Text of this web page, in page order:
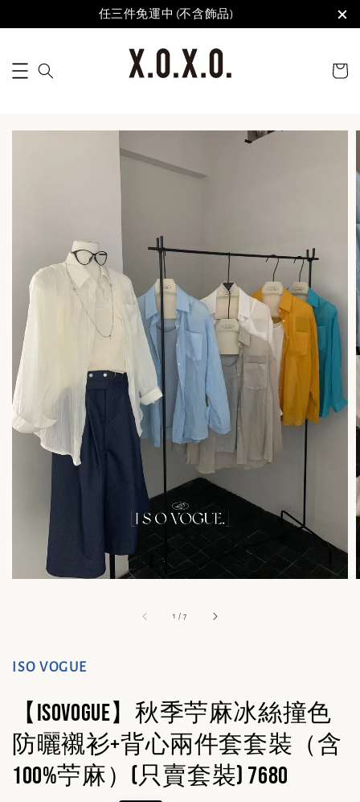
任三件免運中 (不含飾品)
1 /7
ISO VOGUE
【ISOVOGUE】秋季苧麻冰絲撞色
防曬襯衫+背心兩件套套裝（含
100%苧麻）(只賣套裝) 7680